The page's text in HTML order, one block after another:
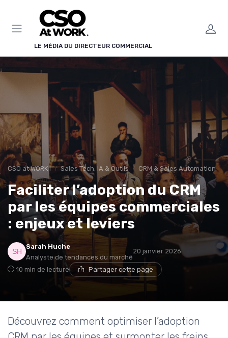
LE MÉDIA DU DIRECTEUR COMMERCIAL
CSO at WORK ! Sales Tech, IA & Outils CRM & Sales Automation
Faciliter l’adoption du CRM
par les équipes commerciales
: enjeux et leviers
Sarah Huche
Analyste de tendances du marché
20 janvier 2026
10 min de lecture Partager cette page
Découvrez comment optimiser l’adoption